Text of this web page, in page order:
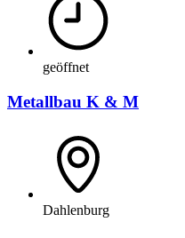
geöffnet
Metallbau K & M
Dahlenburg